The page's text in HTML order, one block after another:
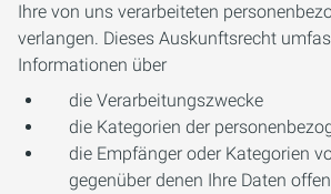
Ihre von uns verarbeiteten
verlangen. Dieses Auskunftsrecht
Informationen über
die Verarbeitungszwecke
die Kategorien der
die Empfänger oder Kategorien
gegenüber denen Ihre Daten